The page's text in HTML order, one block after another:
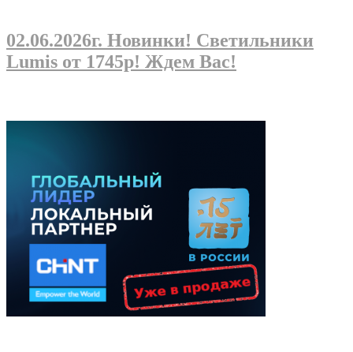
02.06.2026г. Новинки! Светильники
Lumis от 1745р! Ждем Вас!